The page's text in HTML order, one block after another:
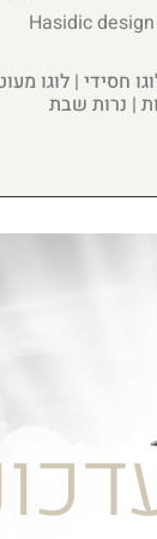
חסידי | לוגו
| נרות שבת